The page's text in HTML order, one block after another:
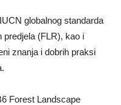
globalnog standarda
predjela (FLR), kao i
znanja i dobrih praksi
Forest Landscape